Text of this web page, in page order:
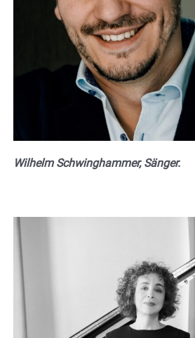
Wilhelm Schwinghammer, Sänger.